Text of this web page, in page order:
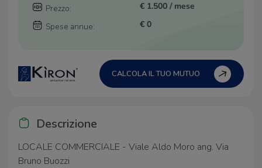
Prezzo:
€ 1.500 / mese
Spese annue:
€ 0
CALCOLA IL TUO MUTUO
Descrizione
LOCALE COMMERCIALE - Viale Aldo Moro ang. Via
Bruno Buozzi